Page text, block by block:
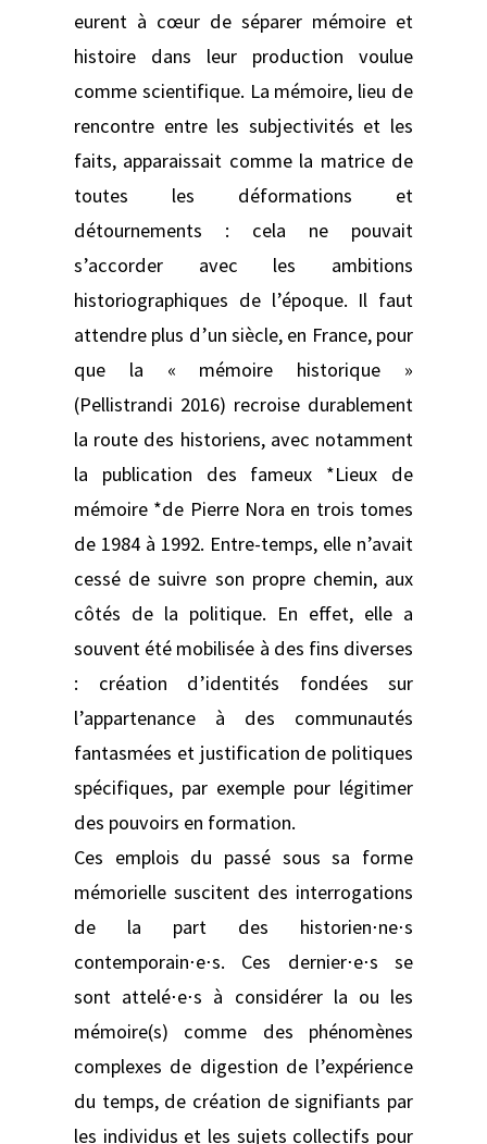
eurent à cœur de séparer mémoire et
histoire dans leur production voulue
comme scientifique. La mémoire, lieu de
rencontre entre les subjectivités et les
faits, apparaissait comme la matrice de
toutes les déformations et
détournements : cela ne pouvait
s’accorder avec les ambitions
historiographiques de l’époque. Il faut
attendre plus d’un siècle, en France, pour
que la « mémoire historique »
(Pellistrandi 2016) recroise durablement
la route des historiens, avec notamment
la publication des fameux *Lieux de
mémoire *de Pierre Nora en trois tomes
de 1984 à 1992. Entre-temps, elle n’avait
cessé de suivre son propre chemin, aux
côtés de la politique. En effet, elle a
souvent été mobilisée à des fins diverses
: création d’identités fondées sur
l’appartenance à des communautés
fantasmées et justification de politiques
spécifiques, par exemple pour légitimer
des pouvoirs en formation.
Ces emplois du passé sous sa forme
mémorielle suscitent des interrogations
de la part des historien⋅ne⋅s
contemporain⋅e⋅s. Ces dernier⋅e⋅s se
sont attelé⋅e⋅s à considérer la ou les
mémoire(s) comme des phénomènes
complexes de digestion de l’expérience
du temps, de création de signifiants par
les individus et les sujets collectifs pour